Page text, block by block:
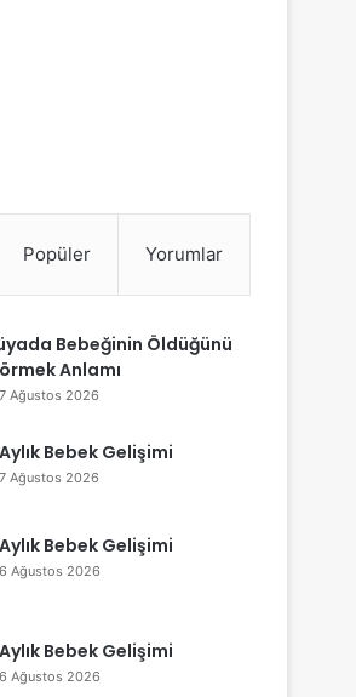
Popüler Yorumlar
Bebeğinin Öldüğünü
Anlamı
7 Ağustos 2026
Bebek Gelişimi
7 Ağustos 2026
Bebek Gelişimi
6 Ağustos 2026
Bebek Gelişimi
6 Ağustos 2026